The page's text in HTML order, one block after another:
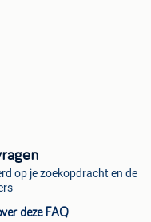
op je zoekopdracht en de
deze FAQ